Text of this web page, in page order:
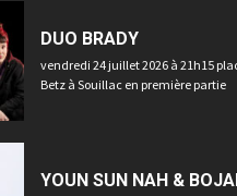
DUO BRADY
vendredi 24 juillet 2026 à 21h15
Betz à Souillac en première partie
YOUN SUN NAH &